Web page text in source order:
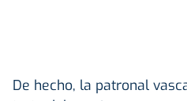
De hecho, la patronal